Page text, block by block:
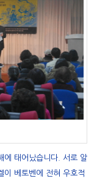
에 태어났습니다. 서로 알
이 베토벤에 전혀 우호적